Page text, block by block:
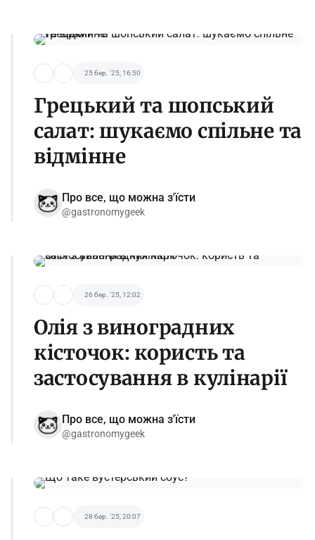
25 бер. '25, 16:50
Грецький та шопський
салат: шукаємо спільне та
відмінне
Про все, що можна з'їсти
@gastronomygeek
26 бер. '25, 12:02
Олія з виноградних
кісточок: користь та
застосування в кулінарії
Про все, що можна з'їсти
@gastronomygeek
28 бер. '25, 20:07